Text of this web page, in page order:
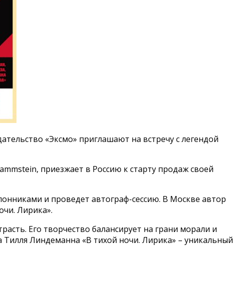
«Эксмо» приглашают на встречу с легендой
приезжает в Россию к старту продаж своей
и проведет автограф-сессию. В Москве автор
Лирика».
Его творчество балансирует на грани морали и
Линдеманна «В тихой ночи. Лирика» – уникальный